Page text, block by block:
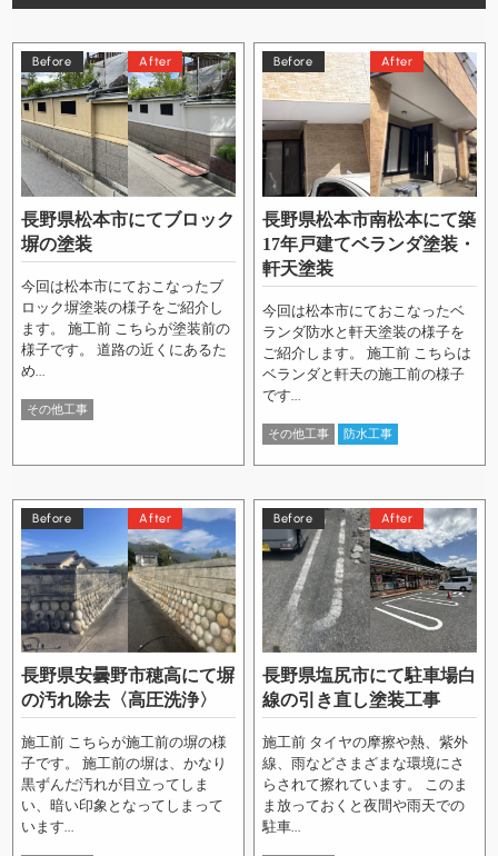
Before After
長野県松本市にてブロック
塀の塗装
今回は松本市にておこなったブ
ロック塀塗装の様子をご紹介し
ます。 施工前 こちらが塗装前の
様子です。 道路の近くにあるた
め...
その他工事
Before After
長野県松本市南松本にて築
17年戸建てベランダ塗装・
軒天塗装
今回は松本市にておこなったベ
ランダ防水と軒天塗装の様子を
ご紹介します。 施工前 こちらは
ベランダと軒天の施工前の様子
です...
その他工事 防水工事
Before After
長野県安曇野市穂高にて塀
の汚れ除去〈高圧洗浄〉
施工前 こちらが施工前の塀の様
子です。 施工前の塀は、かなり
黒ずんだ汚れが目立ってしま
い、暗い印象となってしまって
います...
Before After
長野県塩尻市にて駐車場白
線の引き直し塗装工事
施工前 タイヤの摩擦や熱、紫外
線、雨などさまざまな環境にさ
らされて擦れています。 このま
ま放っておくと夜間や雨天での
駐車...